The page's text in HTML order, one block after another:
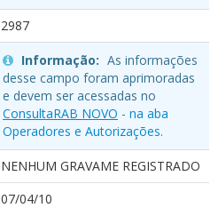
2987
Informação: As informações
desse campo foram aprimoradas
e devem ser acessadas no
ConsultaRAB NOVO - na aba
Operadores e Autorizações.
NENHUM GRAVAME REGISTRADO
07/04/10